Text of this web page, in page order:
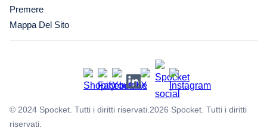
Premere
Mappa Del Sito
© 2024 Spocket. Tutti i diritti riservati. 2026 Spocket. Tutti i diritti
riservati.